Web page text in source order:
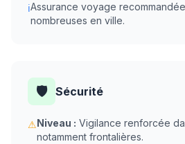
ℹAssurance voyage
nombreuses en ville.
🛡️ Sécurité
⚠Niveau : Vigilance renforcée
notamment frontalières.